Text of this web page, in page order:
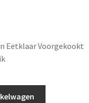
Eetklaar Voorgekookt